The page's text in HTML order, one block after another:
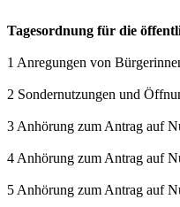
Tagesordnung für die
1 Anregungen von
2 Sondernutzungen und
3 Anhörung zum Antrag auf
4 Anhörung zum Antrag auf
5 Anhörung zum Antrag auf